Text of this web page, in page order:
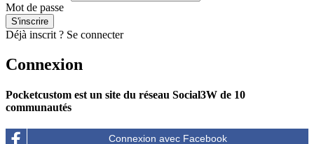
Mot de passe
Déjà inscrit ? Se connecter
Connexion
Pocketcustom est un site du réseau Social3W de 10
communautés